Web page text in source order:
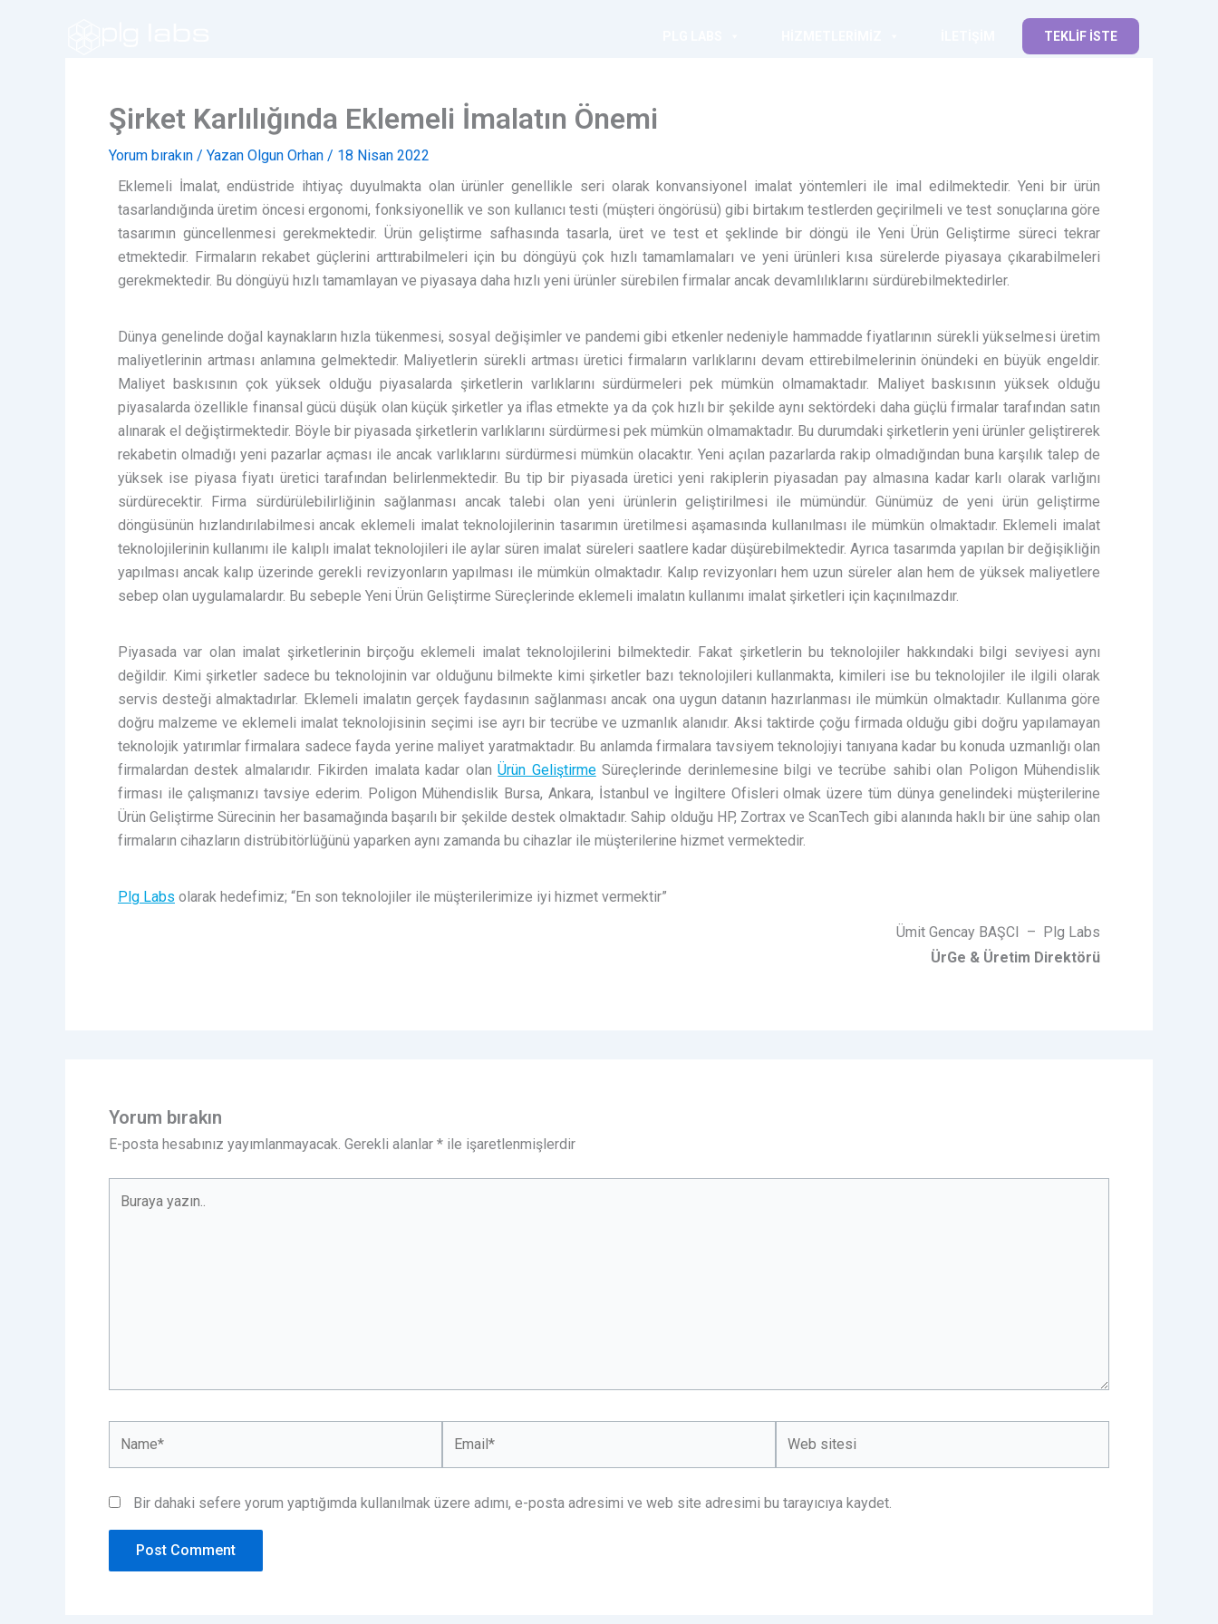
TEKLİF İSTE
Şirket Karlılığında Eklemeli İmalatın Önemi
Yorum bırakın / Yazan Olgun Orhan / 18 Nisan 2022
Eklemeli İmalat, endüstride ihtiyaç duyulmakta olan ürünler genellikle seri olarak konvansiyonel imalat yöntemleri ile imal edilmektedir. Yeni bir ürün
tasarlandığında üretim öncesi ergonomi, fonksiyonellik ve son kullanıcı testi (müşteri öngörüsü) gibi birtakım testlerden geçirilmeli ve test sonuçlarına göre
tasarımın güncellenmesi gerekmektedir. Ürün geliştirme safhasında tasarla, üret ve test et şeklinde bir döngü ile Yeni Ürün Geliştirme süreci tekrar
etmektedir. Firmaların rekabet güçlerini arttırabilmeleri için bu döngüyü çok hızlı tamamlamaları ve yeni ürünleri kısa sürelerde piyasaya çıkarabilmeleri
gerekmektedir. Bu döngüyü hızlı tamamlayan ve piyasaya daha hızlı yeni ürünler sürebilen firmalar ancak devamlılıklarını sürdürebilmektedirler.
Dünya genelinde doğal kaynakların hızla tükenmesi, sosyal değişimler ve pandemi gibi etkenler nedeniyle hammadde fiyatlarının sürekli yükselmesi üretim
maliyetlerinin artması anlamına gelmektedir. Maliyetlerin sürekli artması üretici firmaların varlıklarını devam ettirebilmelerinin önündeki en büyük engeldir.
Maliyet baskısının çok yüksek olduğu piyasalarda şirketlerin varlıklarını sürdürmeleri pek mümkün olmamaktadır. Maliyet baskısının yüksek olduğu
piyasalarda özellikle finansal gücü düşük olan küçük şirketler ya iflas etmekte ya da çok hızlı bir şekilde aynı sektördeki daha güçlü firmalar tarafından satın
alınarak el değiştirmektedir. Böyle bir piyasada şirketlerin varlıklarını sürdürmesi pek mümkün olmamaktadır. Bu durumdaki şirketlerin yeni ürünler geliştirerek
rekabetin olmadığı yeni pazarlar açması ile ancak varlıklarını sürdürmesi mümkün olacaktır. Yeni açılan pazarlarda rakip olmadığından buna karşılık talep de
yüksek ise piyasa fiyatı üretici tarafından belirlenmektedir. Bu tip bir piyasada üretici yeni rakiplerin piyasadan pay almasına kadar karlı olarak varlığını
sürdürecektir. Firma sürdürülebilirliğinin sağlanması ancak talebi olan yeni ürünlerin geliştirilmesi ile mümündür. Günümüz de yeni ürün geliştirme
döngüsünün hızlandırılabilmesi ancak eklemeli imalat teknolojilerinin tasarımın üretilmesi aşamasında kullanılması ile mümkün olmaktadır. Eklemeli imalat
teknolojilerinin kullanımı ile kalıplı imalat teknolojileri ile aylar süren imalat süreleri saatlere kadar düşürebilmektedir. Ayrıca tasarımda yapılan bir değişikliğin
yapılması ancak kalıp üzerinde gerekli revizyonların yapılması ile mümkün olmaktadır. Kalıp revizyonları hem uzun süreler alan hem de yüksek maliyetlere
sebep olan uygulamalardır. Bu sebeple Yeni Ürün Geliştirme Süreçlerinde eklemeli imalatın kullanımı imalat şirketleri için kaçınılmazdır.
Piyasada var olan imalat şirketlerinin birçoğu eklemeli imalat teknolojilerini bilmektedir. Fakat şirketlerin bu teknolojiler hakkındaki bilgi seviyesi aynı
değildir. Kimi şirketler sadece bu teknolojinin var olduğunu bilmekte kimi şirketler bazı teknolojileri kullanmakta, kimileri ise bu teknolojiler ile ilgili olarak
servis desteği almaktadırlar. Eklemeli imalatın gerçek faydasının sağlanması ancak ona uygun datanın hazırlanması ile mümkün olmaktadır. Kullanıma göre
doğru malzeme ve eklemeli imalat teknolojisinin seçimi ise ayrı bir tecrübe ve uzmanlık alanıdır. Aksi taktirde çoğu firmada olduğu gibi doğru yapılamayan
teknolojik yatırımlar firmalara sadece fayda yerine maliyet yaratmaktadır. Bu anlamda firmalara tavsiyem teknolojiyi tanıyana kadar bu konuda uzmanlığı olan
firmalardan destek almalarıdır. Fikirden imalata kadar olanÜrün GeliştirmeSüreçlerinde derinlemesine bilgi ve tecrübe sahibi olan Poligon Mühendislik
firması ile çalışmanızı tavsiye ederim. Poligon Mühendislik Bursa, Ankara, İstanbul ve İngiltere Ofisleri olmak üzere tüm dünya genelindeki müşterilerine
Ürün Geliştirme Sürecinin her basamağında başarılı bir şekilde destek olmaktadır. Sahip olduğu HP, Zortrax ve ScanTech gibi alanında haklı bir üne sahip olan
firmaların cihazların distrübitörlüğünü yaparken aynı zamanda bu cihazlar ile müşterilerine hizmet vermektedir.
Plg Labs olarak hedefimiz; “En son teknolojiler ile müşterilerimize iyi hizmet vermektir”
Ümit Gencay BAŞCI – Plg Labs
ÜrGe & Üretim Direktörü
Yorum bırakın
E-posta hesabınız yayımlanmayacak. Gerekli alanlar * ile işaretlenmişlerdir
yazın..
sitesi
Bir dahaki sefere yorum yaptığımda kullanılmak üzere adımı, e-posta adresimi ve web site adresimi bu tarayıcıya kaydet.